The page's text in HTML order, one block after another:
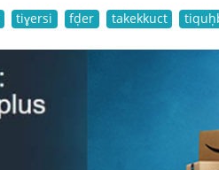
tiɣersi fḍer takekkuct